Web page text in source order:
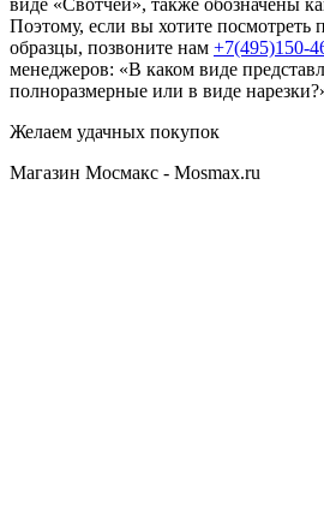
виде «Свотчей», также обозначены
Поэтому, если вы хотите посмотреть
образцы, позвоните нам +7(495)150-
менеджеров: «В каком виде
полноразмерные или в виде
Желаем удачных покупок
Магазин Мосмакс - Mosmax.ru